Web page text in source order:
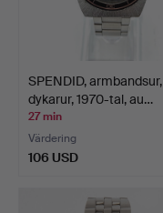
SPENDID, armbandsur,
dykarur, 1970-tal, au…
27 min
Värdering
106 USD